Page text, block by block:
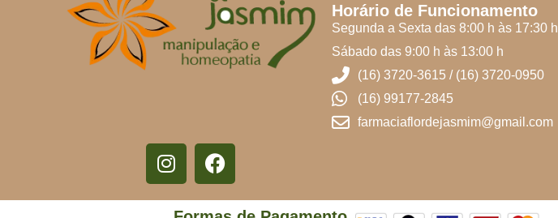
Horário de Funcionamento
Segunda a Sexta das 8:00 h às 17:30 h
Sábado das 9:00 h às 13:00 h
(16) 3720-3615 / (16) 3720-0950
(16) 99177-2845
farmaciaflordejasmim@gmail.com